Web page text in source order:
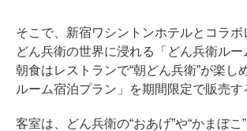
そこで、新宿ワシントンホテルとコラボ
どん兵衛の世界に浸れる「どん兵衛ルー
朝食はレストランで“朝どん兵衛”が楽し
ルーム宿泊プラン」を期間限定で販売す
客室は、どん兵衛の“おあげ”や“かまぼこ